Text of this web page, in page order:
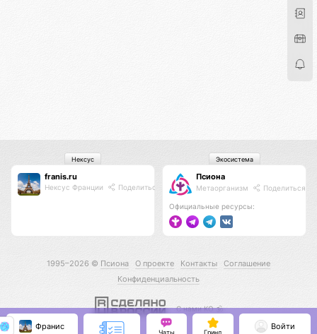
franis.ru
Нексус Франции Поделиться
Нексус
Псиона
Метаорганизм Поделиться
Официальные ресурсы:
Экосистема
1995–2026 © Псиона О проекте Контакты
Соглашение
Конфиденциальность
С нами КО 🕉️
Франис
Чаты Гринд
Войти